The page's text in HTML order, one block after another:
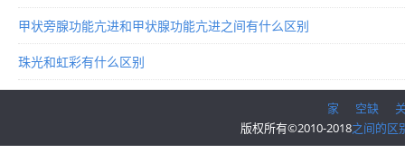
甲状旁腺功能亢进和甲状腺功能亢进之间有什么区别
珠光和虹彩有什么区别
家 空缺
版权所有©2010-2018之间的区